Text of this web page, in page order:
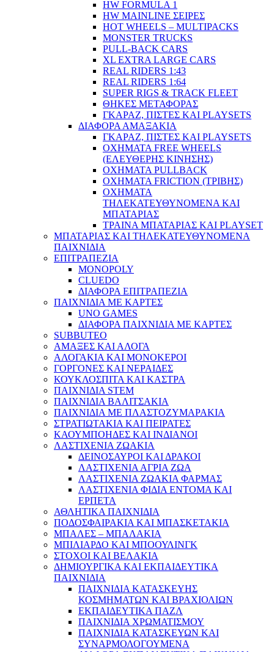
HW FORMULA 1
HW MAINLINE ΣΕΙΡΕΣ
HOT WHEELS – MULTIPACKS
MONSTER TRUCKS
PULL-BACK CARS
XL EXTRA LARGE CARS
REAL RIDERS 1:43
REAL RIDERS 1:64
SUPER RIGS & TRACK FLEET
ΘΗΚΕΣ ΜΕΤΑΦΟΡΑΣ
ΓΚΑΡΑΖ, ΠΙΣΤΕΣ ΚΑΙ PLAYSETS
ΔΙΑΦΟΡΑ ΑΜΑΞΑΚΙΑ
ΓΚΑΡΑΖ, ΠΙΣΤΕΣ ΚΑΙ PLAYSETS
ΟΧΗΜΑΤΑ FREE WHEELS
(ΕΛΕΥΘΕΡΗΣ ΚΙΝΗΣΗΣ)
ΟΧΗΜΑΤΑ PULLBACK
ΟΧΗΜΑΤΑ FRICTION (ΤΡΙΒΗΣ)
ΟΧΗΜΑΤΑ
ΤΗΛΕΚΑΤΕΥΘΥΝΟΜΕΝΑ ΚΑΙ
ΜΠΑΤΑΡΙΑΣ
ΤΡΑΙΝΑ ΜΠΑΤΑΡΙΑΣ ΚΑΙ PLAYSET
ΜΠΑΤΑΡΙΑΣ ΚΑΙ ΤΗΛΕΚΑΤΕΥΘΥΝΟΜΕΝΑ
ΠΑΙΧΝΙΔΙΑ
ΕΠΙΤΡΑΠΕΖΙΑ
MONOPOLY
CLUEDO
ΔΙΑΦΟΡΑ ΕΠΙΤΡΑΠΕΖΙΑ
ΠΑΙΧΝΙΔΙΑ ΜΕ ΚΑΡΤΕΣ
UNO GAMES
ΔΙΑΦΟΡΑ ΠΑΙΧΝΙΔΙΑ ΜΕ ΚΑΡΤΕΣ
SUBBUTEO
ΑΜΑΞΕΣ ΚΑΙ ΑΛΟΓΑ
ΑΛΟΓΑΚΙΑ ΚΑΙ ΜΟΝΟΚΕΡΟΙ
ΓΟΡΓΟΝΕΣ ΚΑΙ ΝΕΡΑΙΔΕΣ
ΚΟΥΚΛΟΣΠΙΤΑ ΚΑΙ ΚΑΣΤΡΑ
ΠΑΙΧΝΙΔΙΑ STEM
ΠΑΙΧΝΙΔΙΑ ΒΑΛΙΤΣΑΚΙΑ
ΠΑΙΧΝΙΔΙΑ ΜΕ ΠΛΑΣΤΟΖΥΜΑΡΑΚΙΑ
ΣΤΡΑΤΙΩΤΑΚΙΑ ΚΑΙ ΠΕΙΡΑΤΕΣ
ΚΑΟΥΜΠΟΗΔΕΣ ΚΑΙ ΙΝΔΙΑΝΟΙ
ΛΑΣΤΙΧΕΝΙΑ ΖΩΑΚΙΑ
ΔΕΙΝΟΣΑΥΡΟΙ ΚΑΙ ΔΡΑΚΟΙ
ΛΑΣΤΙΧΕΝΙΑ ΑΓΡΙΑ ΖΩΑ
ΛΑΣΤΙΧΕΝΙΑ ΖΩΑΚΙΑ ΦΑΡΜΑΣ
ΛΑΣΤΙΧΕΝΙΑ ΦΙΔΙΑ ΕΝΤΟΜΑ ΚΑΙ
ΕΡΠΕΤΑ
ΑΘΛΗΤΙΚΑ ΠΑΙΧΝΙΔΙΑ
ΠΟΔΟΣΦΑΙΡΑΚΙΑ ΚΑΙ ΜΠΑΣΚΕΤΑΚΙΑ
ΜΠΑΛΕΣ – ΜΠΑΛΑΚΙΑ
ΜΠΙΛΙΑΡΔΟ ΚΑΙ ΜΠΟΟΥΛΙΝΓΚ
ΣΤΟΧΟΙ ΚΑΙ ΒΕΛΑΚΙΑ
ΔΗΜΙΟΥΡΓΙΚΑ ΚΑΙ ΕΚΠΑΙΔΕΥΤΙΚΑ
ΠΑΙΧΝΙΔΙΑ
ΠΑΙΧΝΙΔΙΑ ΚΑΤΑΣΚΕΥΗΣ
ΚΟΣΜΗΜΑΤΩΝ ΚΑΙ ΒΡΑΧΙΟΛΙΩΝ
ΕΚΠΑΙΔΕΥΤΙΚΑ ΠΑΖΛ
ΠΑΙΧΝΙΔΙΑ ΧΡΩΜΑΤΙΣΜΟΥ
ΠΑΙΧΝΙΔΙΑ ΚΑΤΑΣΚΕΥΩΝ ΚΑΙ
ΣΥΝΑΡΜΟΛΟΓΟΥΜΕΝΑ